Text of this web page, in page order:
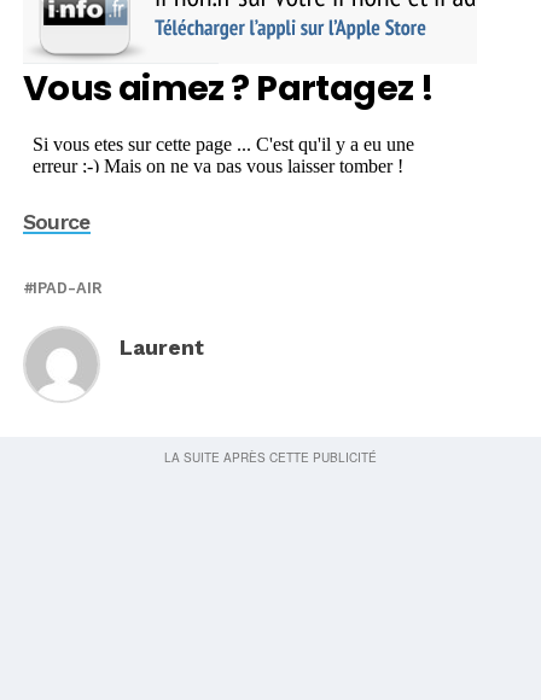
Vous aimez ? Partagez !
Source
IPAD-AIR
Laurent